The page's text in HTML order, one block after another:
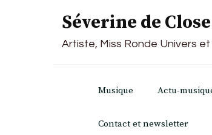
Séverine de Close
Artiste, Miss Ronde Univers
Musique Actu-
Contact et newsletter